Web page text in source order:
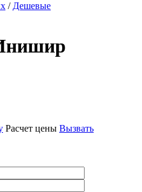
/ Дешевые
Расчет цены Вызвать